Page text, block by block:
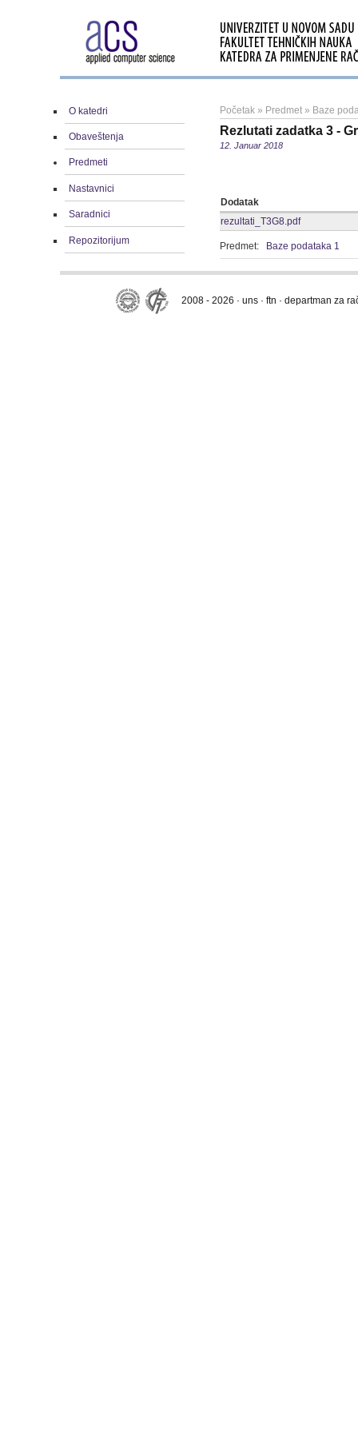
O katedri
Obaveštenja
Predmeti
Nastavnici
Saradnici
Repozitorijum
Početak » Predmet » Baze
Rezlutati zadatka 3 -
12. Januar 2018
Dodatak
rezultati_T3G8.pdf
Predmet: Baze podataka 1
2008 - 2026 · uns · ftn · departman za